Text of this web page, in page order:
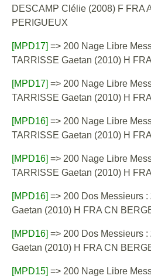
DESCAMP Clélie (2008) F FRA
PERIGUEUX
[MPD17] => 200 Nage Libre
TARRISSE Gaetan (2010) H
[MPD17] => 200 Nage Libre
TARRISSE Gaetan (2010) H
[MPD16] => 200 Nage Libre
TARRISSE Gaetan (2010) H
[MPD16] => 200 Nage Libre
TARRISSE Gaetan (2010) H
[MPD16] => 200 Dos Messieurs :
Gaetan (2010) H FRA CN
[MPD16] => 200 Dos Messieurs :
Gaetan (2010) H FRA CN
[MPD15] => 200 Nage Libre